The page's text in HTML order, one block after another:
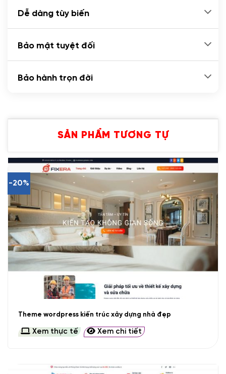
Dễ dàng tùy biến
Bảo mật tuyệt đối
Bảo hành trọn đời
SẢN PHẨM TƯƠNG TỰ
-20%
Theme wordpress kiến trúc xây dựng nhà đẹp
Xem thực tế Xem chi tiết